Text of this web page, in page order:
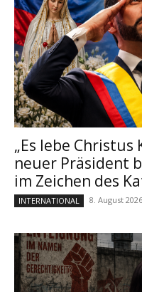
„Es lebe Christus
neuer Präsident
im Zeichen des
INTERNATIONAL 8. August 2026